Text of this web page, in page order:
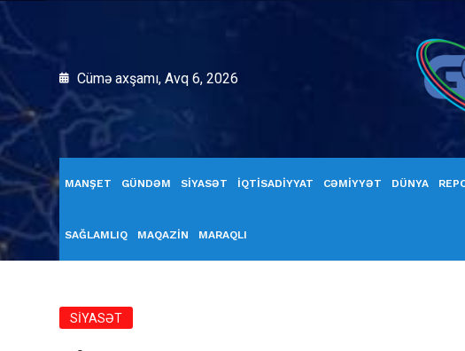
Cümə axşamı, Avq 6, 2026
MANŞET GÜNDƏM SİYASƏT İQTİSADİYYAT CƏMİYYƏT DÜNYA
SAĞLAMLIQ MAQAZİN MARAQLI
SİYASƏT